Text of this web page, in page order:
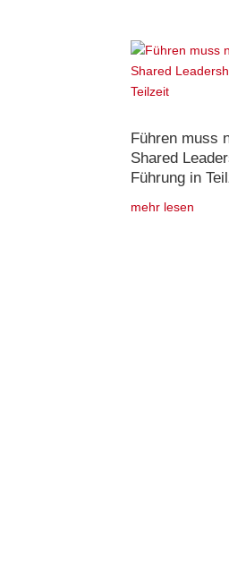
Führen muss
Shared
Führung in
mehr lesen